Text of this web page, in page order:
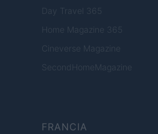
Day Travel 365
Home Magazine 365
Cineverse Magazine
SecondHomeMagazine
FRANCIA